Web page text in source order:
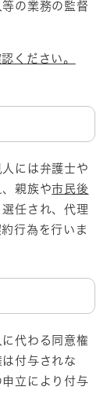
の業務の監督
ください。
には弁護士や
、親族や市民後
任され、代理
行為を行いま
代わる同意権
付与されな
立により付与